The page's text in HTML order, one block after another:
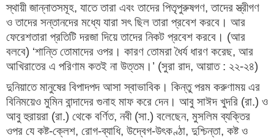
স্থায়ী জান্নাতসমূহ, যাতে তারা এবং তাদের পিতৃপুরুষগণ, তাদের স্ত্রীগণ
ও তাদের সন্তানদের মধ্যে যারা সৎ ছিল তারা প্রবেশ করবে। আর
ফেরেশতারা প্রতিটি দরজা দিয়ে তাদের নিকট প্রবেশ করবে। (আর
বলবে) ‘শান্তি তোমাদের ওপর। কারণ তোমরা ধৈর্য ধারণ করেছ, আর
আখিরাতের এ পরিণাম কতই না উত্তম।’ (সুরা রাদ, আয়াত : ২২-২৪)
দুনিয়াতে মানুষের বিপাদপদ আসা স্বাভাবিক। কিন্তু পরম করুণাময় এর
বিনিময়েও মুমিন বান্দাদের গুনাহ মাফ করে দেন। আবু সাঈদ খুদরি (রা.) ও
আবু হুরায়রা (রা.) থেকে বর্ণিত, নবী (সা.) বলেছেন, মুসলিম ব্যক্তির
ওপর যে কষ্ট-ক্লেশ, রোগ-ব্যাধি, উদ্বেগ-উৎকণ্ঠা, দুশ্চিন্তা, কষ্ট ও